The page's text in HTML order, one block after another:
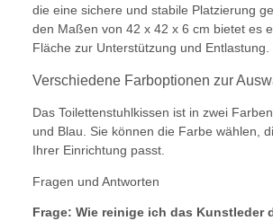
die eine sichere und stabile Platzierung
den Maßen von 42 x 42 x 6 cm bietet es
Fläche zur Unterstützung und Entlastung.
Verschiedene Farboptionen zur
Das Toilettenstuhlkissen ist in zwei
und Blau. Sie können die Farbe wählen,
Ihrer Einrichtung passt.
Fragen und Antworten
Frage: Wie reinige ich das Kunstleder